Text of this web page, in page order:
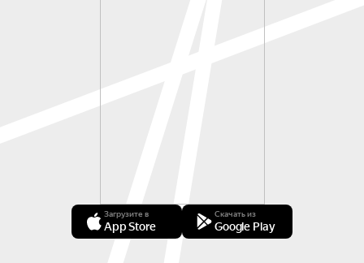
Загрузите в
App Store
Скачать из
Google Play